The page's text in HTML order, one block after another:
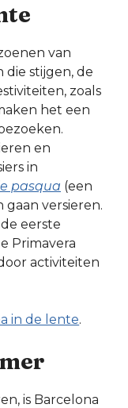
van
stijgen, de
zoals
het een
en
in
pasqua (een
gaan versieren.
eerste
Primavera
activiteiten
in de lente.
is Barcelona